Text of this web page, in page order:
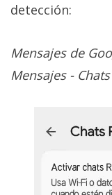
detección:
Mensajes de
Mensajes -